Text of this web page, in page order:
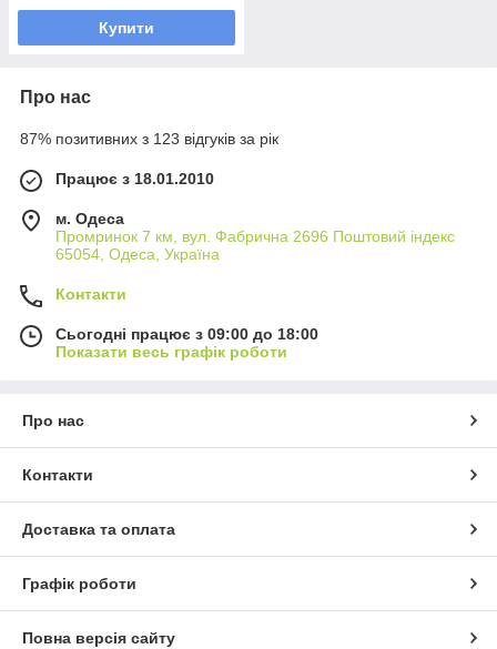
Купити
Про нас
87% позитивних з 123 відгуків за рік
Працює з 18.01.2010
м. Одеса
Промринок 7 км, вул. Фабрична 2696 Поштовий індекс
65054, Одеса, Україна
Контакти
Сьогодні працює з 09:00 до 18:00
Показати весь графік роботи
Про нас
Контакти
Доставка та оплата
Графік роботи
Повна версія сайту